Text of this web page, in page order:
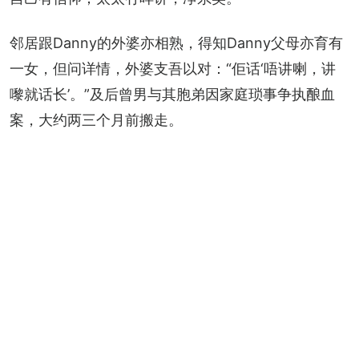
邻居跟Danny的外婆亦相熟，得知Danny父母亦育有
一女，但问详情，外婆支吾以对：“佢话‘唔讲喇，讲
嚟就话长’。”及后曾男与其胞弟因家庭琐事争执酿血
案，大约两三个月前搬走。